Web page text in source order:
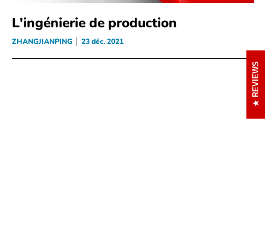
L'ingénierie de production
ZHANGJIANPING 23 déc. 2021
REVIEWS